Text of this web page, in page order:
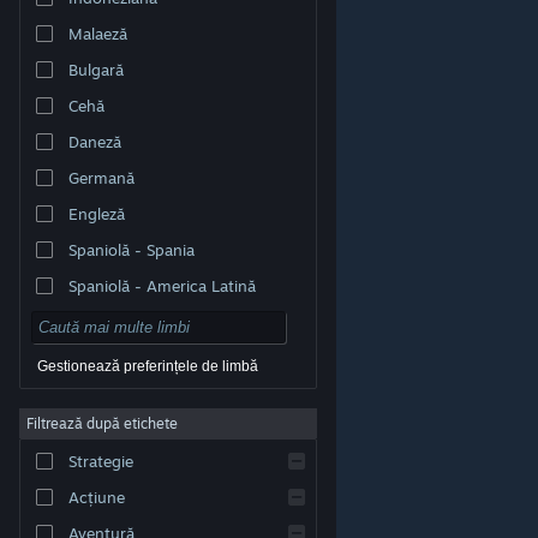
© Valve Corporation. Toate drepturile rezervate. Toate
respectivi în SUA și celelalte țări.
Acordul Steam pentru abonați
Cookie-uri
Malaeză
Bulgară
Cehă
Daneză
Germană
Engleză
Spaniolă - Spania
Spaniolă - America Latină
Gestionează preferințele de limbă
Filtrează după etichete
Strategie
Acțiune
Aventură